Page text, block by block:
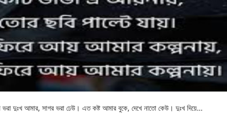
দুঃখ আমার, সাগর ভরা ঢেউ। এত কষ্ট আমার বুকে, দেখে নাতো কেউ। দুঃখ দিয়ে…